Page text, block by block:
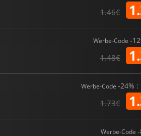
1.46€
Werbe-Code -
1.48€
Werbe-Code -24% :
1.73€
Werbe-Code